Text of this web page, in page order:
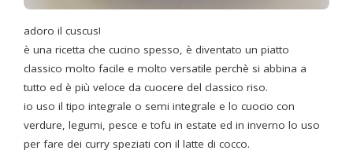
adoro il cuscus!
è una ricetta che cucino spesso, è diventato un piatto
classico molto facile e molto versatile perchè si abbina a
tutto ed è più veloce da cuocere del classico riso.
io uso il tipo integrale o semi integrale e lo cuocio con
verdure, legumi, pesce e tofu in estate ed in inverno lo uso
per fare dei curry speziati con il latte di cocco.